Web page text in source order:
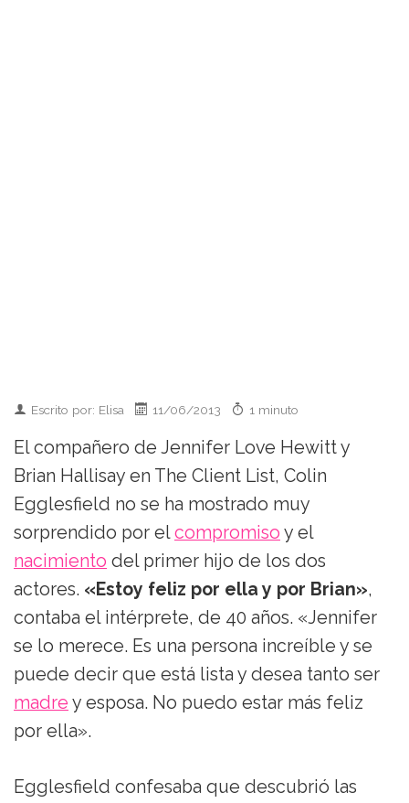
Escrito por: Elisa 11/06/2013 1 minuto
El compañero de Jennifer Love Hewitt y
Brian Hallisay en The Client List, Colin
Egglesfield no se ha mostrado muy
sorprendido por elcompromiso y el
nacimiento del primer hijo de los dos
actores. «Estoy feliz por ella y por Brian»,
contaba el intérprete, de 40 años. «Jennifer
se lo merece. Es una persona increíble y se
puede decir que está lista y desea tanto ser
madre y esposa. No puedo estar más feliz
por ella».
Egglesfield confesaba que descubrió las